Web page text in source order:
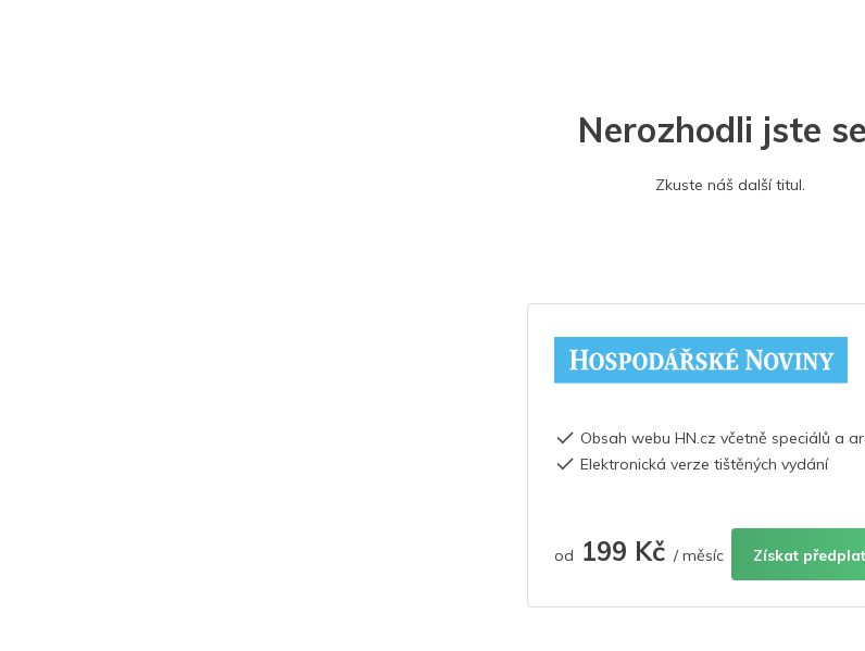
Nerozhodli jste
Zkuste náš další titul.
Obsah webu HN.cz včetně speciálů a
Elektronická verze tištěných vydání
od 199 Kč / měsíc Získat